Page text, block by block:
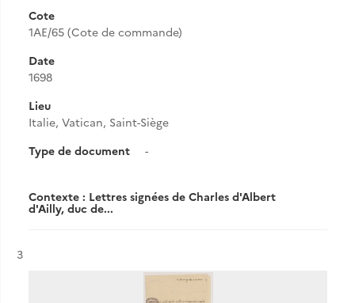
Cote
1AE/65 (Cote de commande)
Date
1698
Lieu
Italie, Vatican, Saint-Siège
Type de document
-
Contexte : Lettres signées de Charles d'Albert
d'Ailly, duc de...
Résultat n°
3